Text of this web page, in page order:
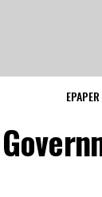
EPAPER